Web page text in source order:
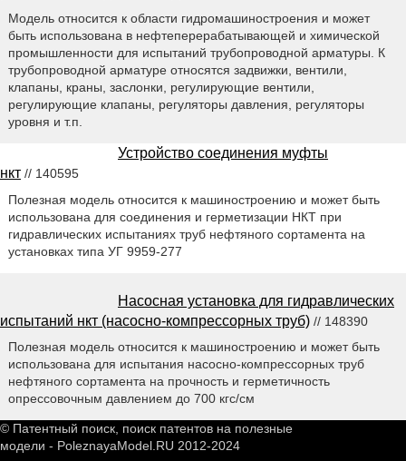
Модель относится к области гидромашиностроения и может
быть использована в нефтеперерабатывающей и химической
промышленности для испытаний трубопроводной арматуры. К
трубопроводной арматуре относятся задвижки, вентили,
клапаны, краны, заслонки, регулирующие вентили,
регулирующие клапаны, регуляторы давления, регуляторы
уровня и т.п.
Устройство соединения муфты
нкт // 140595
Полезная модель относится к машиностроению и может быть
использована для соединения и герметизации НКТ при
гидравлических испытаниях труб нефтяного сортамента на
установках типа УГ 9959-277
Насосная установка для гидравлических
испытаний нкт (насосно-компрессорных труб) // 148390
Полезная модель относится к машиностроению и может быть
использована для испытания насосно-компрессорных труб
нефтяного сортамента на прочность и герметичность
опрессовочным давлением до 700 кгс/см
© Патентный поиск, поиск патентов на полезные
модели - PoleznayaModel.RU 2012-2024